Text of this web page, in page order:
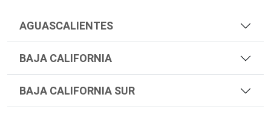
AGUASCALIENTES
BAJA CALIFORNIA
BAJA CALIFORNIA SUR